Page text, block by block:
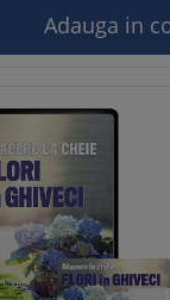
Adauga in